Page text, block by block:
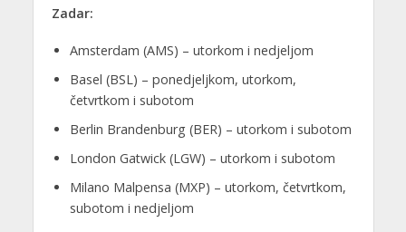
Zadar:
Amsterdam (AMS) – utorkom i nedjeljom
Basel (BSL) – ponedjeljkom, utorkom,
četvrtkom i subotom
Berlin Brandenburg (BER) – utorkom i subotom
London Gatwick (LGW) – utorkom i subotom
Milano Malpensa (MXP) – utorkom, četvrtkom,
subotom i nedjeljom